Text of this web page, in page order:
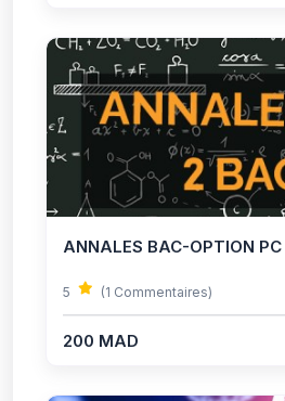
ANNALES BAC-OPTION PC
5 (1 Commentaires)
200 MAD